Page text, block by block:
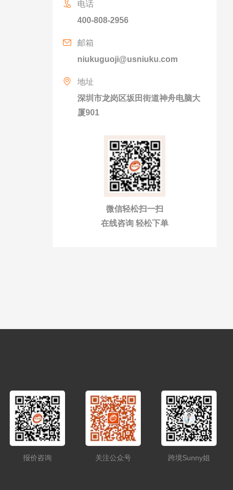
电话
400-808-2956
邮箱
niukuguoji@usniuku.com
地址
深圳市龙岗区坂田街道神舟电脑大
厦901
微信轻松扫一扫
在线咨询 轻松下单
报价咨询 关注公众号 跨境Sunny姐